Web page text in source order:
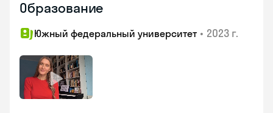
Образование
Южный федеральный университет • 2023 г.